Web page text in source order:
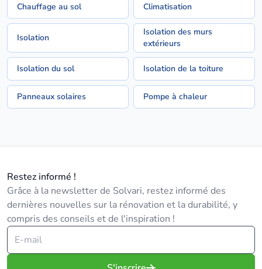
Chauffage au sol Climatisation
Isolation
Isolation des murs
extérieurs
Isolation du sol Isolation de la toiture
Panneaux solaires Pompe à chaleur
Restez informé !
Grâce à la newsletter de Solvari, restez informé des
dernières nouvelles sur la rénovation et la durabilité, y
compris des conseils et de l'inspiration !